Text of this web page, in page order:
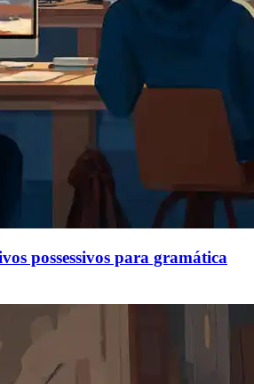
possessivos para gramática